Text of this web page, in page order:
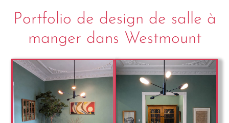
Portfolio de design de salle à
manger dans Westmount